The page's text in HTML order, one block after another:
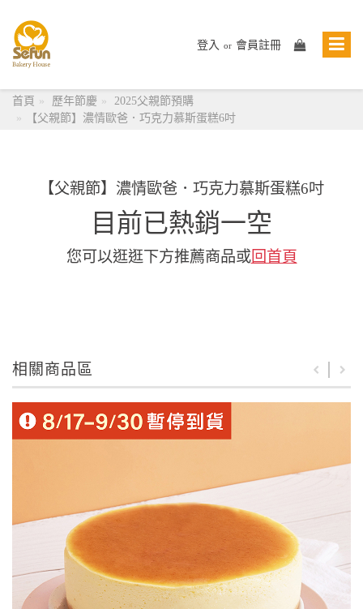
登入 or 會員註冊
首頁 歷年節慶
2025父親節預購
【父親節】濃情歐爸．巧克力慕斯蛋糕6吋
【父親節】濃情歐爸．巧克力慕斯蛋糕6吋
目前已熱銷一空
您可以逛逛下方推薦商品或回首頁
相關商品區